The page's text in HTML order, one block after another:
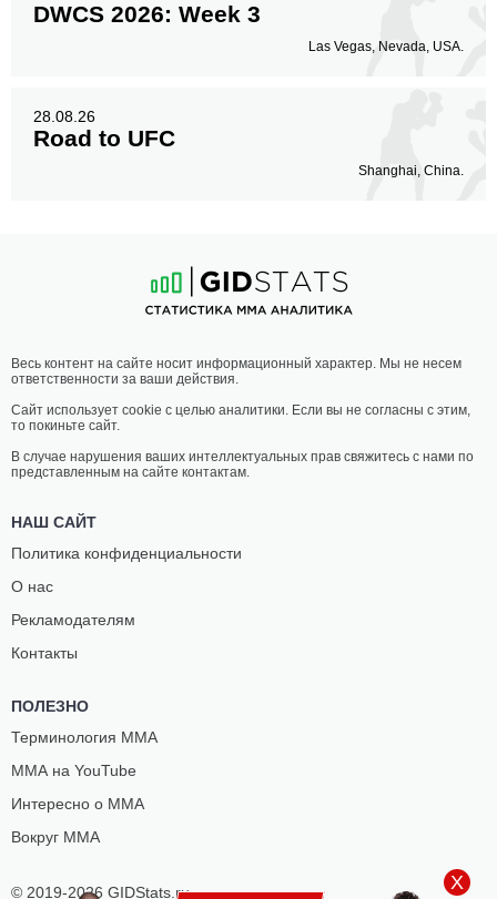
DWCS 2026: Week 3
Las Vegas, Nevada, USA.
28.08.26
Road to UFC
Shanghai, China.
© 2019-2026 GIDStats.ru
Весь контент на сайте носит информационный характер. Мы не несем
ответственности за ваши действия.
Сайт использует cookie с целью аналитики. Если вы не согласны с этим,
то покиньте сайт.
В случае нарушения ваших интеллектуальных прав свяжитесь с нами по
представленным на сайте контактам.
НАШ САЙТ
Политика конфиденциальности
О нас
Рекламодателям
Контакты
ПОЛЕЗНО
Терминология ММА
ММА на YouTube
Интересно о ММА
Вокруг ММА
X